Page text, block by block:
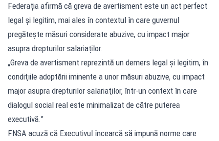
Federația afirmă că greva de avertisment este un act perfect
legal și legitim, mai ales în contextul în care guvernul
pregătește măsuri considerate abuzive, cu impact major
asupra drepturilor salariaților.
„Greva de avertisment reprezintă un demers legal şi legitim, în
condiţiile adoptării iminente a unor măsuri abuzive, cu impact
major asupra drepturilor salariaţilor, într-un context în care
dialogul social real este minimalizat de către puterea
executivă.”
FNSA acuză că Executivul încearcă să impună norme care